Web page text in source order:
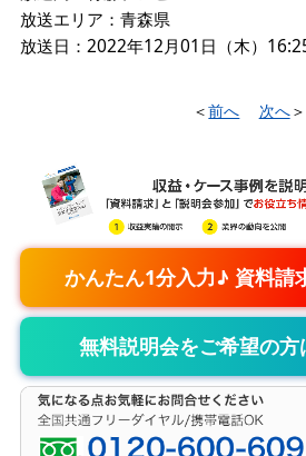
放送エリア：青森県
放送日：2022年12月01日（木）
＜前へ 次へ＞
かんたん1分入力♪ 資料請
無料説明会をご希望の方